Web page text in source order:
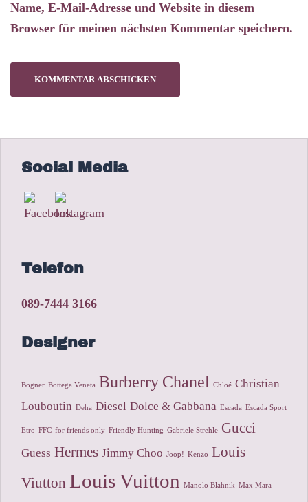
Name, E-Mail-Adresse und Website in diesem
Browser für meinen nächsten Kommentar speichern.
Social Media
Telefon
089-7444 3166
Designer
Bogner Bottega Veneta Burberry Chanel Chloé Christian
Louboutin Deha Diesel Dolce & Gabbana Escada Escada Sport
Etro FFC for friends only Friendly Hunting Gabriele Strehle Gucci
Guess Hermes Jimmy Choo Joop! Kenzo Louis
Viutton Louis Vuitton Manolo Blahnik Max Mara